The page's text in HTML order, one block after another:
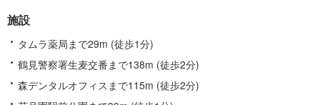
施設
タムラ薬局まで29m (徒歩1分)
鶴見警察署生麦交番まで138m (徒歩2分)
森デンタルオフィスまで115m (徒歩2分)